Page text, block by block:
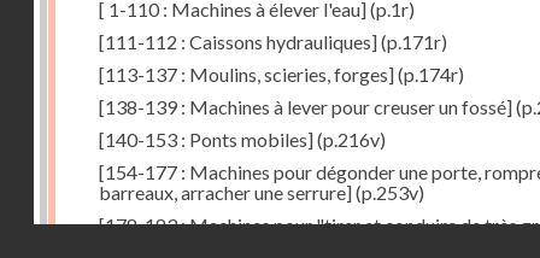
[ 1-110 : Machines à élever l'eau](p.1r)
[111-112 : Caissons hydrauliques](p.171r)
[113-137 : Moulins, scieries, forges](p.174r)
[138-139 : Machines à lever pour creuser un fossé]
[140-153 : Ponts mobiles](p.216v)
[154-177 : Machines pour dégonder une porte,
barreaux, arracher une serrure](p.253v)
[178-183 : Machines pour "tirer et conduire de très